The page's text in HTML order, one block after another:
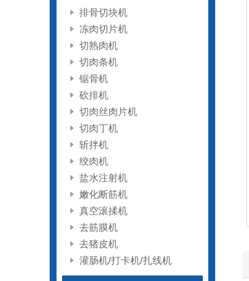
排骨切块机
冻肉切片机
切熟肉机
切肉条机
锯骨机
砍排机
切肉丝肉片机
切肉丁机
斩拌机
绞肉机
盐水注射机
嫩化断筋机
真空滚揉机
去筋膜机
去猪皮机
灌肠机/打卡机/扎线机